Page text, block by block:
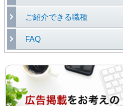
ご紹介できる職種
FAQ